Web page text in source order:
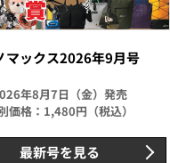
マックス2026年9月号
年8月7日（金）発売
価格：1,480円（税込）
最新号を見る